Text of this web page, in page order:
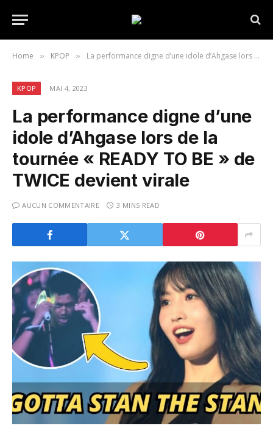
Home » KPOP » La performance digne d’une idole d’Ahgase lors de la tournée « READY TO BE » de TWICE devient virale
KPOP MAI 4, 2023
La performance digne d’une
idole d’Ahgase lors de la
tournée « READY TO BE » de
TWICE devient virale
AUCUN COMMENTAIRE 3 MINS READ